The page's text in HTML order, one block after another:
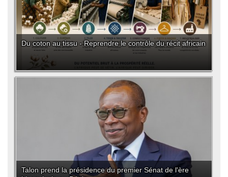
Du coton au tissu - Reprendre le contrôle du récit africain
Talon prend la présidence du premier Sénat de l'ère